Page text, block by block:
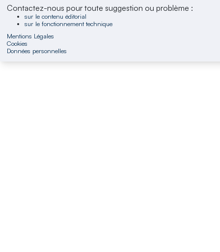
Contactez-nous pour toute suggestion ou problème :
sur le contenu éditorial
sur le fonctionnement technique
Mentions Légales
Cookies
Données personnelles